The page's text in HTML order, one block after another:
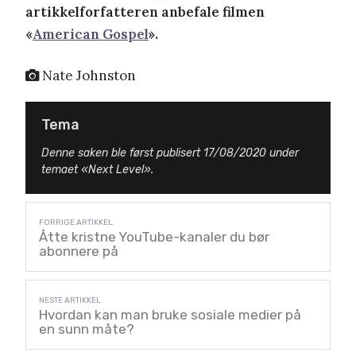
artikkelforfatteren anbefale filmen
«American Gospel».
Nate Johnston
Tema
Denne saken ble først publisert 17/08/2020 under
temaet «Next Level».
Åtte kristne YouTube-kanaler du bør
abonnere på
Hvordan kan man bruke sosiale medier på
en sunn måte?